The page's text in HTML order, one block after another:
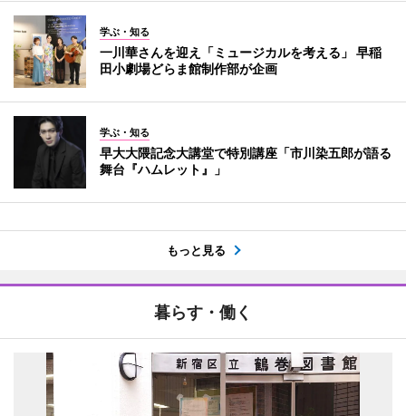
学ぶ・知る
一川華さんを迎え「ミュージカルを考える」 早稲
田小劇場どらま館制作部が企画
学ぶ・知る
早大大隈記念大講堂で特別講座「市川染五郎が語る
舞台『ハムレット』」
もっと見る
暮らす・働く